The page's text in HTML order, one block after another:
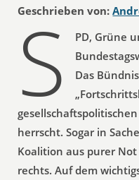
Geschrieben von:
S
PD, Grüne
Das
herrscht. Sogar in
Koalition aus purer
rechts. Auf dem